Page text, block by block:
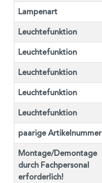
Lampenart
Leuchtefunktion
Leuchtefunktion
Leuchtefunktion
Leuchtefunktion
Leuchtefunktion
paarige Artikelnummer
Montage/Demontage
durch Fachpersonal
erforderlich!